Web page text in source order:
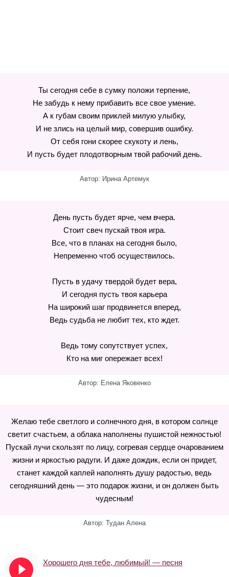
Ты сегодня себе в сумку положи терпение,
Не забудь к нему прибавить все свое умение.
А к губам своим приклей милую улыбку,
И не злись на целый мир, совершив ошибку.
От себя гони скорее скукоту и лень,
И пусть будет плодотворным твой рабочий день.
Автор: Ирина Артемук
День пусть будет ярче, чем вчера.
Стоит свеч пускай твоя игра.
Все, что в планах на сегодня было,
Непременно чтоб осуществилось.
Пусть в удачу твердой будет вера,
И сегодня пусть твоя карьера
На широкий шаг продвинется вперед,
Ведь судьба не любит тех, кто ждет.
Ведь тому сопутствует успех,
Кто на миг опережает всех!
Автор: Елена Яковенко
Желаю тебе светлого и солнечного дня, в котором солнце
светит счастьем, а облака наполнены пушистой нежностью!
Пускай лучи скользят по лицу, согревая сердце очарованием
жизни и яркостью радуги. И даже дождик, если он придет,
станет каждой каплей наполнять душу радостью, ведь
сегодняшний день — это подарок жизни, и он должен быть
чудесным!
Автор: Тудан Алена
Хорошего дня тебе, любимый! — песня